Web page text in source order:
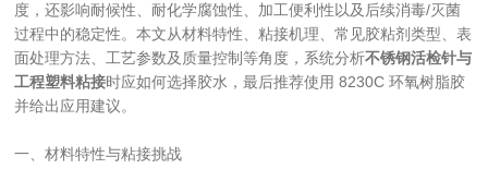
度，还影响耐候性、耐化学腐蚀性、加工便利性以及后续消毒/灭菌
过程中的稳定性。本文从材料特性、粘接机理、常见胶粘剂类型、表
面处理方法、工艺参数及质量控制等角度，系统分析不锈钢活检针与
工程塑料粘接时应如何选择胶水，最后推荐使用 8230C 环氧树脂胶
并给出应用建议。
一、材料特性与粘接挑战